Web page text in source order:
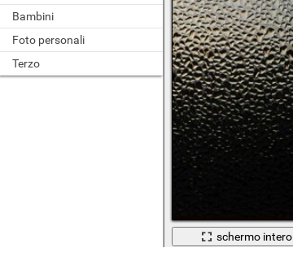
Bambini
Foto personali
Terzo
schermo intero